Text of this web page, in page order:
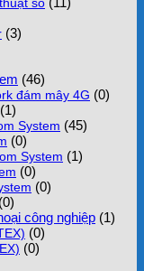
(3)
(46)
đám mây 4G (0)
(1)
System (45)
(0)
System (1)
(0)
(0)
(0)
công nghiệp (1)
(0)
(0)